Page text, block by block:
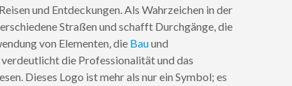
und Entdeckungen. Als Wahrzeichen in der
Straßen und schafft Durchgänge, die
von Elementen, die Bauund
die Professionalität und das
Dieses Logo ist mehr als nur ein Symbol; es